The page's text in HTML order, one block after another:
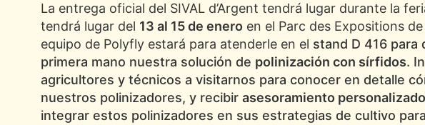
La entrega oficial del SIVAL d’Argent tendrá lugar durante la
tendrá lugar del 13 al 15 de enero en el Parc des Expositions
equipo de Polyfly estará para atenderle en el stand D 416 para
primera mano nuestra solución de polinización con sírfidos.
agricultores y técnicos a visitarnos para conocer en detalle
nuestros polinizadores, y recibirasesoramiento personalizado
integrar estos polinizadores en sus estrategias de cultivo